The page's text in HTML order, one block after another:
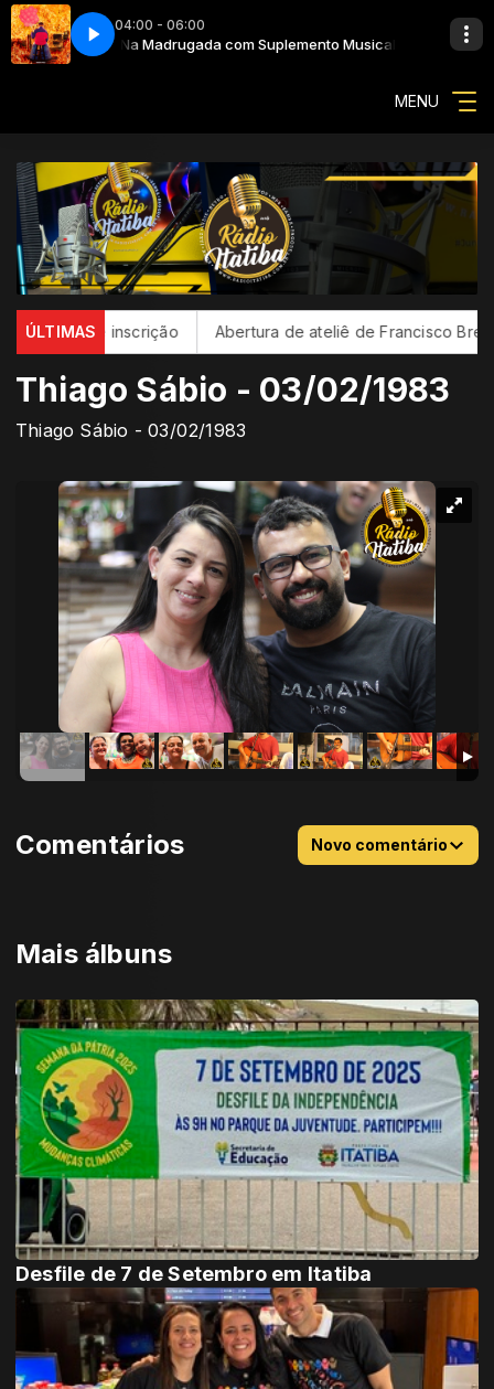
04:00 - 06:00
Musical Na Madrugada com Suplemento Musical
076 - Oliver Tree - Miss You
MENU
ÚLTIMAS
de inscrição Abertura de ateliê de Francisco Brennand
Thiago Sábio - 03/02/1983
Thiago Sábio - 03/02/1983
Mais álbuns
Desfile de 7 de Setembro em Itatiba
Comentários Novo comentário